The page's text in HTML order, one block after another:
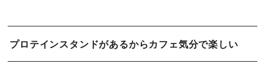
プロテインスタンドがあるからカフェ気分で楽しい